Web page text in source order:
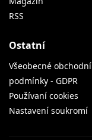
RSS
Ostatní
Všeobecné obchodní
podmínky - GDPR
Používaní cookies
Nastavení soukromí